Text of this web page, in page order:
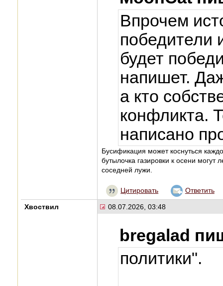
Впрочем
победители
будет
напишет.
а кто
конфликта.
написано
Бусификация может коснуться
бутылочка газировки к осени могут
соседней лужи.
Цитировать Ответить
Хвоствил 08.07.2026, 03:48
bregalad
политики".